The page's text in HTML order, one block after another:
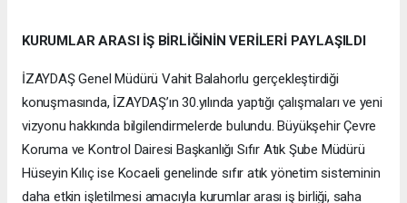
KURUMLAR ARASI İŞ BİRLİĞİNİN VERİLERİ PAYLAŞILDI
İZAYDAŞ Genel Müdürü Vahit Balahorlu gerçekleştirdiği
konuşmasında, İZAYDAŞ’ın 30.yılında yaptığı çalışmaları ve yeni
vizyonu hakkında bilgilendirmelerde bulundu. Büyükşehir Çevre
Koruma ve Kontrol Dairesi Başkanlığı Sıfır Atık Şube Müdürü
Hüseyin Kılıç ise Kocaeli genelinde sıfır atık yönetim sisteminin
daha etkin işletilmesi amacıyla kurumlar arası iş birliği, saha